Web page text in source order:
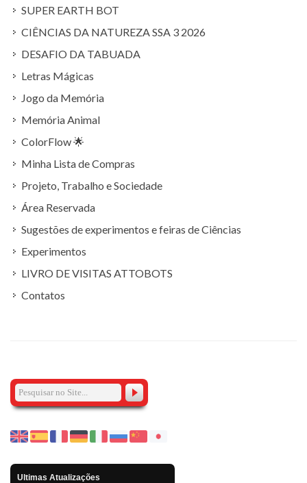
SUPER EARTH BOT
CIÊNCIAS DA NATUREZA SSA 3 2026
DESAFIO DA TABUADA
Letras Mágicas
Jogo da Memória
Memória Animal
ColorFlow 🌟
Minha Lista de Compras
Projeto, Trabalho e Sociedade
Área Reservada
Sugestões de experimentos e feiras de Ciências
Experimentos
LIVRO DE VISITAS ATTOBOTS
Contatos
Ultimas Atualizações